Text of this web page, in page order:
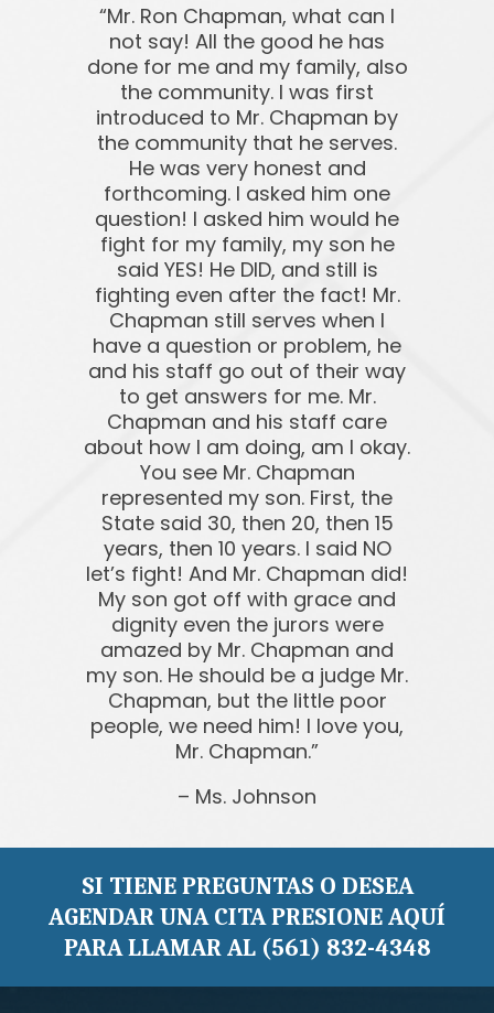
Mr. Ron Chapman, what can I
not say! All the good he has
done for me and my family, also
the community. I was first
introduced to Mr. Chapman by
the community that he serves.
He was very honest and
forthcoming. I asked him one
question! I asked him would he
fight for my family, my son he
said YES! He DID, and still is
fighting even after the fact! Mr.
Chapman still serves when I
have a question or problem, he
and his staff go out of their way
to get answers for me. Mr.
Chapman and his staff care
about how I am doing, am I okay.
You see Mr. Chapman
represented my son. First, the
State said 30, then 20, then 15
years, then 10 years. I said NO
let’s fight! And Mr. Chapman did!
My son got off with grace and
dignity even the jurors were
amazed by Mr. Chapman and
my son. He should be a judge Mr.
Chapman, but the little poor
people, we need him! I love you,
Mr. Chapman.
Ms. Johnson
SI TIENE PREGUNTAS O DESEA
AGENDAR UNA CITA PRESIONE AQUÍ
PARA LLAMAR AL (561) 832-4348